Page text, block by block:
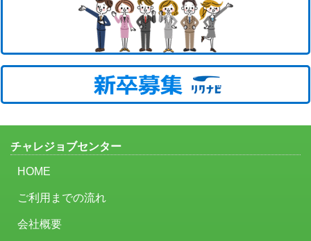
チャレジョブセンター
HOME
ご利用までの流れ
会社概要